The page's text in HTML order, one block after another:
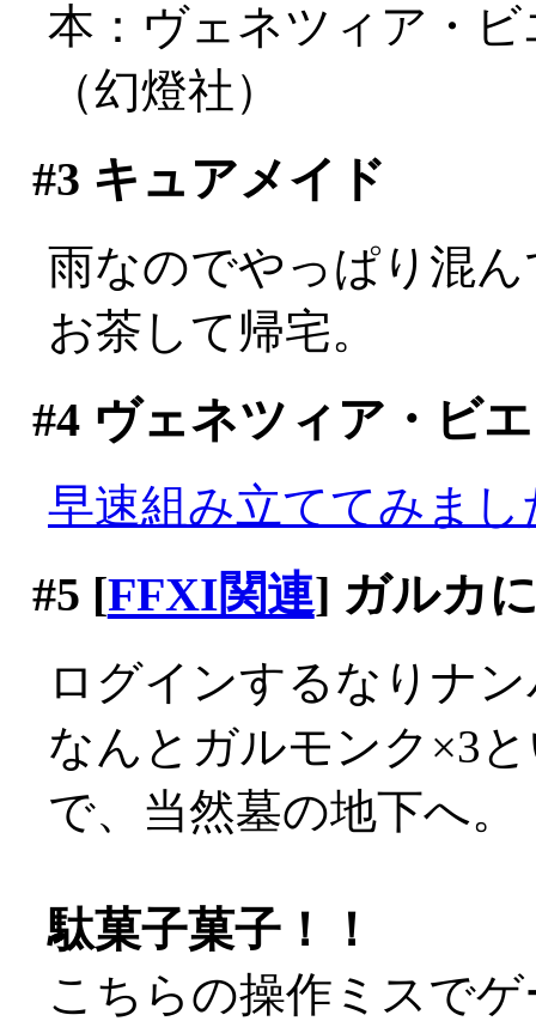
本：ヴェネツィア・
（幻燈社）
#3 キュアメイド
雨なのでやっぱり混
お茶して帰宅。
#4ヴェネツィア・ビ
早速組み立ててみまし
#5 [FFXI関連] ガルカ
ログインするなりナ
なんとガルモンク×3
で、当然墓の地下へ。
駄菓子菓子！！
こちらの操作ミスで